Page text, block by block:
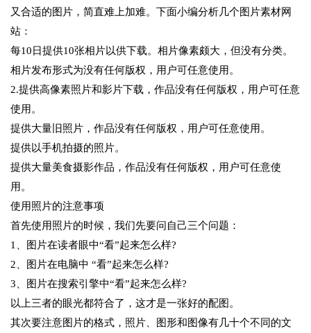
又合适的图片，简直难上加难。下面小编分析几个图片素材网
站：
每10日提供10张相片以供下载。相片像素颇大，但没有分类。
相片发布形式为没有任何版权，用户可任意使用。
2.提供高像素照片和影片下载，作品没有任何版权，用户可任意
使用。
提供大量旧照片，作品没有任何版权，用户可任意使用。
提供以手机拍摄的照片。
提供大量美食摄影作品，作品没有任何版权，用户可任意使
用。
使用照片的注意事项
首先使用照片的时候，我们先要问自己三个问题：
1、图片在读者眼中“看”起来怎么样?
2、图片在电脑中 “看”起来怎么样?
3、图片在搜索引擎中“看”起来怎么样?
以上三者的眼光都符合了，这才是一张好的配图。
其次要注意图片的格式，照片、图形和图像有几十个不同的文